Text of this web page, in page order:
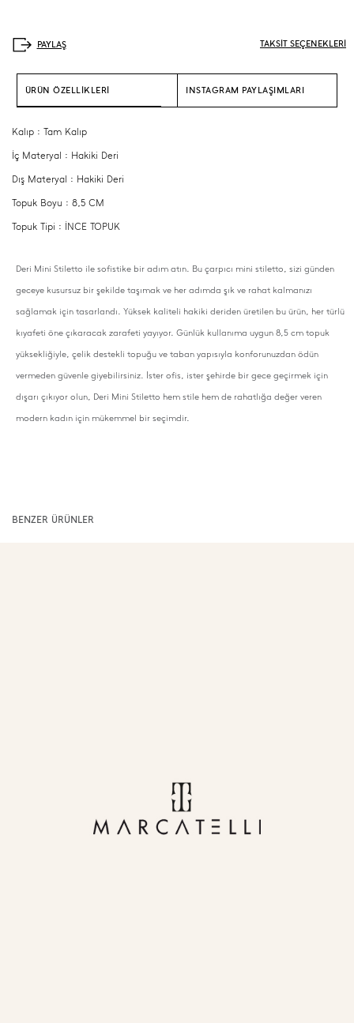
TAKSİT SEÇENEKLERİ
ÜRÜN ÖZELLİKLERİ INSTAGRAM PAYLAŞIMLARI
Kalıp : Tam Kalıp
İç Materyal : Hakiki Deri
Dış Materyal : Hakiki Deri
Topuk Boyu : 8,5 CM
Topuk Tipi : İNCE TOPUK
Deri Mini Stiletto ile sofistike bir adım atın. Bu çarpıcı mini stiletto, sizi günden
geceye kusursuz bir şekilde taşımak ve her adımda şık ve rahat kalmanızı
sağlamak için tasarlandı. Yüksek kaliteli hakiki deriden üretilen bu ürün, her türlü
kıyafeti öne çıkaracak zarafeti yayıyor. Günlük kullanıma uygun 8,5 cm topuk
yüksekliğiyle, çelik destekli topuğu ve taban yapısıyla konforunuzdan ödün
vermeden güvenle giyebilirsiniz. İster ofis, ister şehirde bir gece geçirmek için
dışarı çıkıyor olun, Deri Mini Stiletto hem stile hem de rahatlığa değer veren
modern kadın için mükemmel bir seçimdir.
BENZER ÜRÜNLER